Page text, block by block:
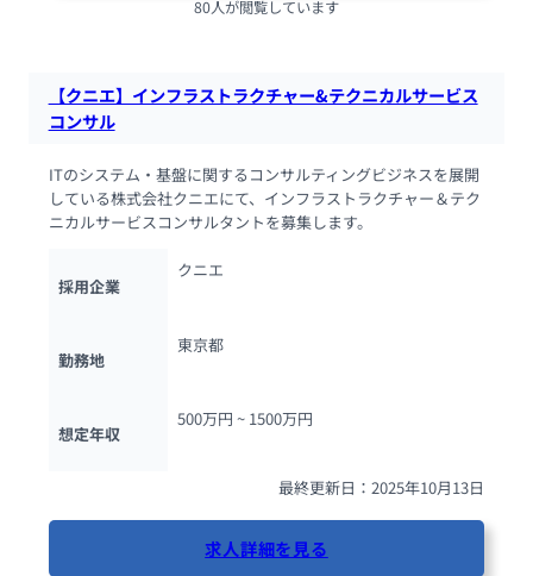
80人が閲覧しています
【クニエ】インフラストラクチャー&テクニカルサービス
コンサル
ITのシステム・基盤に関するコンサルティングビジネスを展開
している株式会社クニエにて、インフラストラクチャー＆テク
ニカルサービスコンサルタントを募集します。
採用企業
クニエ
勤務地
東京都
想定年収
500万円 ~ 1500万円
最終更新日：2025年10月13日
求人詳細を見る